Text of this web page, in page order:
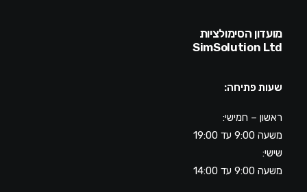
מועדון הסימולציות
SimSolution Ltd
שעות פתיחה:
ראשון – חמישי:
משעה 9:00 עד 19:00
שישי:
משעה 9:00 עד 14:00